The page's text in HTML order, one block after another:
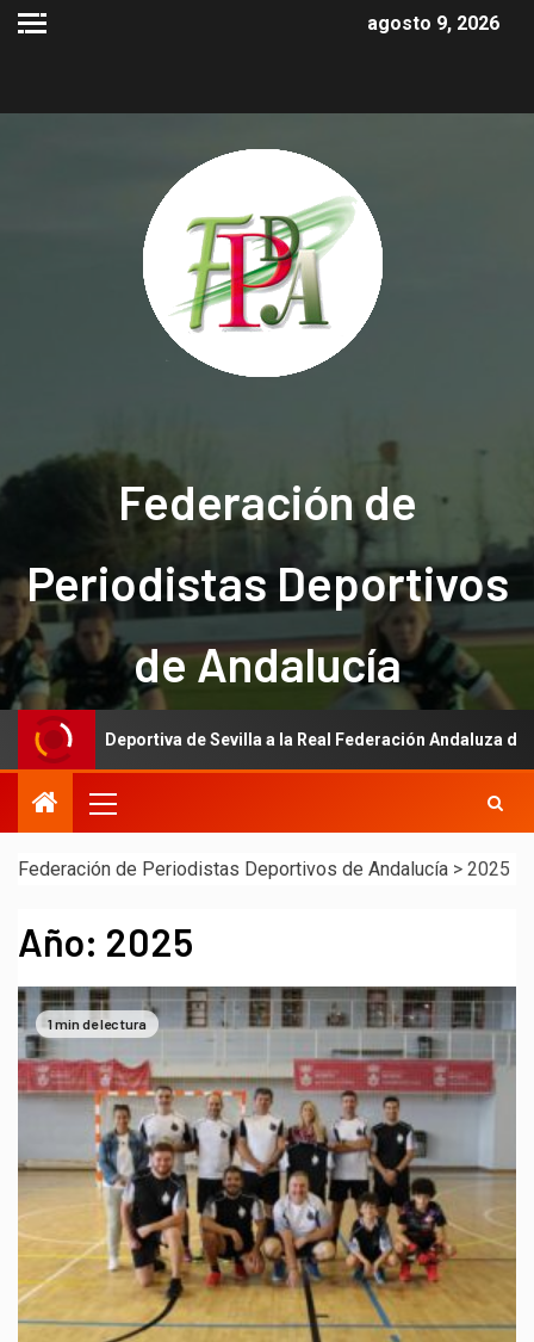
agosto 9, 2026
Federación de
Periodistas Deportivos
de Andalucía
de Sevilla a la Real Federación Andaluza de Fútbol
Federación de Periodistas Deportivos de Andalucía > 2025
Año: 2025
1 min de lectura